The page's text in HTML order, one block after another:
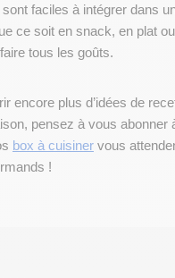
faciles à intégrer dans
ce soit en snack, en plat
tous les goûts.
encore plus d’idées de
pensez à vous abonner
box à cuisiner vous
!